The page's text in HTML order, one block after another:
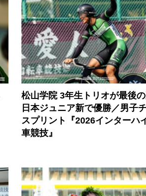
松山学院 3年生トリオが最後
日本ジュニア新で優勝／男子
スプリント『2026インターハ
車競技』